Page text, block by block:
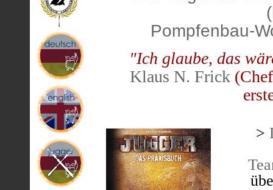
Pompfenbau-
"Ich glaube, das
Klaus N. Frick
>